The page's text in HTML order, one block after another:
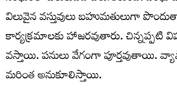
విలువైన వస్తువులు బహుమతులుగా
కార్యక్రమాలకు హాజరవుతారు. చిన్నప్పటి
వస్తాయి. పనులు వేగంగా పూర్తవుతాయి.
మరింత అనుకూలిస్తాయి.